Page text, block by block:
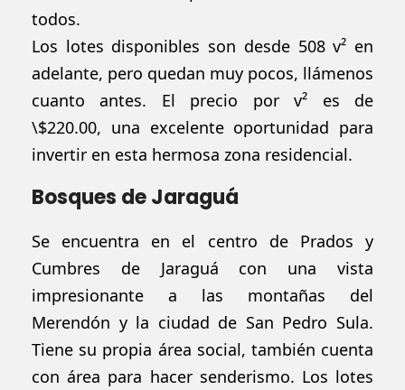
todos.
Los lotes disponibles son desde 508 v² en
adelante, pero quedan muy pocos, llámenos
cuanto antes. El precio por v² es de
\$220.00, una excelente oportunidad para
invertir en esta hermosa zona residencial.
Bosques de Jaraguá
Se encuentra en el centro de Prados y
Cumbres de Jaraguá con una vista
impresionante a las montañas del
Merendón y la ciudad de San Pedro Sula.
Tiene su propia área social, también cuenta
conárea para hacer senderismo. Los lotes